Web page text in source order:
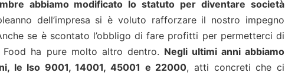
abbiamo modificato lo statuto per diventare società
dell’impresa si è voluto rafforzare il nostro impegno
se è scontato l’obbligo di fare profitti per permetterci di
ha pure molto altro dentro. Negli ultimi anni abbiamo
le Iso 9001, 14001, 45001 e 22000, atti concreti che ci